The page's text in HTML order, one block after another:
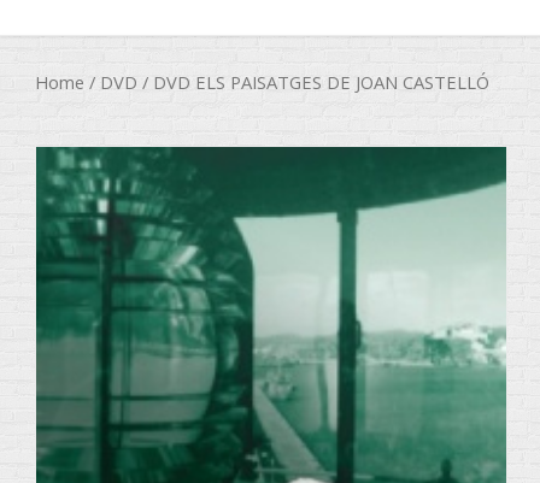
Home / DVD / DVD ELS PAISATGES DE JOAN CASTELLÓ